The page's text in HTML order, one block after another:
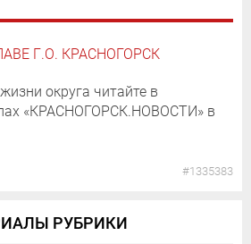
Г.О. КРАСНОГОРСК
округа читайте в
«КРАСНОГОРСК.НОВОСТИ» в
#1335383
РУБРИКИ